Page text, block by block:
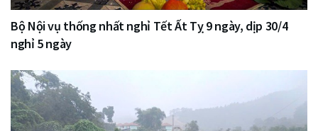
Bộ Nội vụ thống nhất nghỉ Tết Ất Tỵ 9 ngày, dịp 30/4
nghỉ 5 ngày